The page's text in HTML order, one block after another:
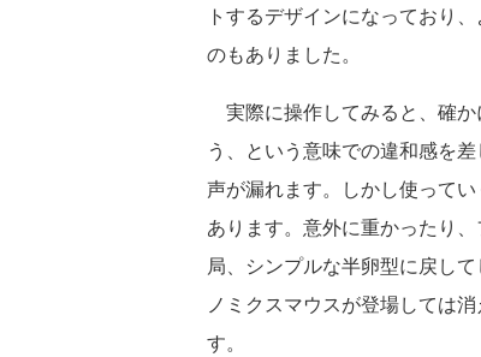
トするデザインになっており
のもありました。
実際に操作してみると、確
う、という意味での違和感を
声が漏れます。しかし使って
あります。意外に重かったり
局、シンプルな半卵型に戻し
ノミクスマウスが登場しては
す。